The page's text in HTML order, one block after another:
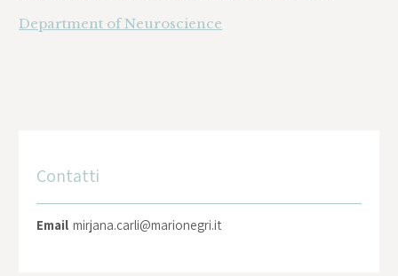
Department of Neuroscience
Contatti
Email mirjana.carli@marionegri.it